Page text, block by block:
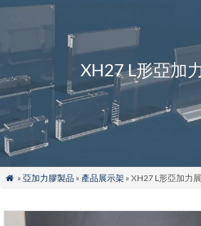
XH27 L形亞加
 » 亞加力膠製品» 產品展示架» XH27 L形亞加力